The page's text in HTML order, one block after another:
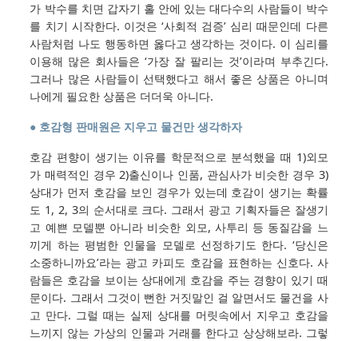
가 박수를 치면 갑자기 홀 안에 있는 대다수의 사람들이 박수
를 치기 시작한다. 이것은 ‘사회적 검증’ 심리 때문인데 다른
사람처럼 나도 행동하면 옳다고 생각하는 것이다. 이 심리를
이용해 많은 회사들은 ‘가장 잘 팔리는 것’이라며 부추긴다.
그러나 많은 사람들이 선택했다고 해서 좋은 상품은 아니며
나에게 필요한 상품은 더더욱 아니다.
● 호감형 판매원은 지우고 물건만 생각하자
호감 편향이 생기는 이유를 학문적으로 분석했을 때 1)외모
가 매력적인 경우 2)출신이나 인품, 관심사가 비슷한 경우 3)
상대가 먼저 호감을 보인 경우가 있는데 호감이 생기는 확률
도 1, 2, 3의 순서대로 크다. 그래서 광고 기획자들은 잘생기
고 예쁜 모델뿐 아니라 비슷한 외모, 사투리 등 동질감을 느
끼게 하는 평범한 인물을 모델로 선정하기도 한다. ‘당신은
소중하니까요’라는 광고 카피도 호감을 표현하는 신호다. 사
람들은 호감을 보이는 상대에게 호감을 주는 경향이 있기 때
문이다. 그래서 그것이 뻔한 거짓말인 걸 알면서도 물건을 사
고 만다. 그럴 때는 실제 상대를 머릿속에서 지우고 호감을
느끼지 않는 가상의 인물과 거래를 한다고 상상해보라. 그렇